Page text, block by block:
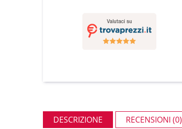
DESCRIZIONE RECENSIONI (0)